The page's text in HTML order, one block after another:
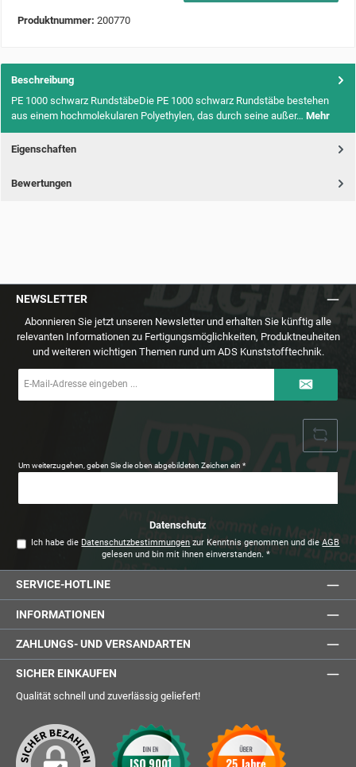
Produktnummer: 200770
Beschreibung
PE 1000 schwarz RundstäbeDie PE 1000 schwarz Rundstäbe bestehen
aus einem hochmolekularen Polyethylen, das durch seine außer… Mehr
Eigenschaften
Bewertungen
NEWSLETTER
Abonnieren Sie jetzt unseren Newsletter und erhalten Sie künftig alle
relevanten Informationen zu Fertigungsmöglichkeiten, Produktneuheiten
und weiteren wichtigen Themen rund um ADS Kunststofftechnik.
Mail-
Um weiterzugehen, geben Sie die oben abgebildeten Zeichen ein*
Datenschutz
Ich habe die Datenschutzbestimmungen zur Kenntnis genommen und dieAGB
gelesen und bin mit ihnen einverstanden. *
SERVICE-HOTLINE
INFORMATIONEN
ZAHLUNGS- UND VERSANDARTEN
SICHER EINKAUFEN
Qualität schnell und zuverlässig geliefert!